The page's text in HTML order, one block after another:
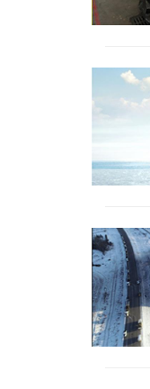
Image
Image